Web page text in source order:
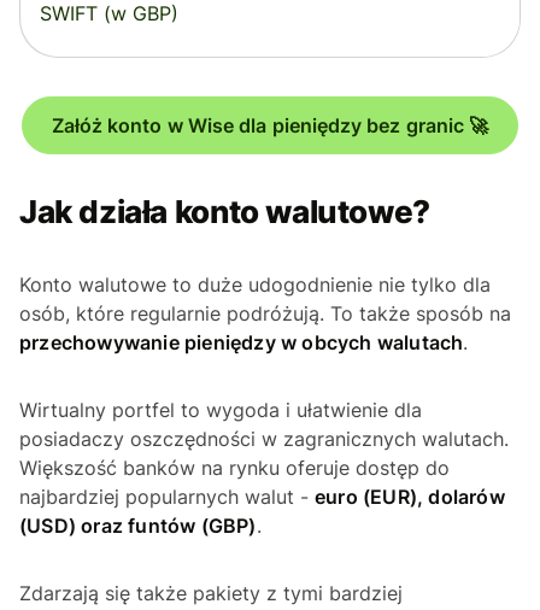
SWIFT (w GBP)
Załóż konto w Wise dla pieniędzy bez granic 🚀
Jak działa konto walutowe?
Konto walutowe to duże udogodnienie nie tylko dla
osób, które regularnie podróżują. To także sposób na
przechowywanie pieniędzy w obcych walutach.
Wirtualny portfel to wygoda i ułatwienie dla
posiadaczy oszczędności w zagranicznych walutach.
Większość banków na rynku oferuje dostęp do
najbardziej popularnych walut - euro (EUR), dolarów
(USD) oraz funtów (GBP).
Zdarzają się także pakiety z tymi bardziej